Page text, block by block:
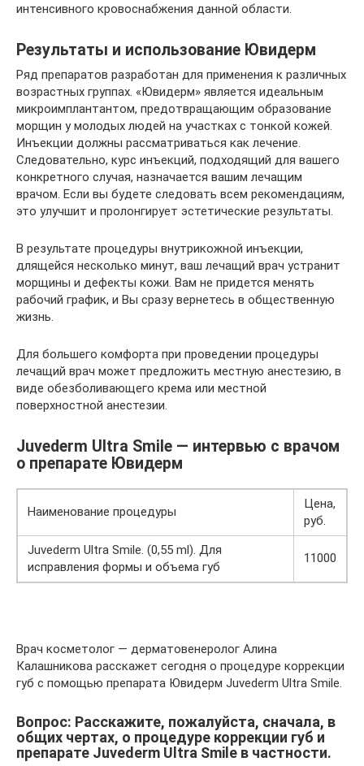
интенсивного кровоснабжения данной области.
Результаты и использование Ювидерм
Ряд препаратов разработан для применения к различных
возрастных группах. «Ювидерм» является идеальным
микроимплантантом, предотвращающим образование
морщин у молодых людей на участках с тонкой кожей.
Инъекции должны рассматриваться как лечение.
Следовательно, курс инъекций, подходящий для вашего
конкретного случая, назначается вашим лечащим
врачом. Если вы будете следовать всем рекомендациям,
это улучшит и пролонгирует эстетические результаты.
В результате процедуры внутрикожной инъекции,
длящейся несколько минут, ваш лечащий врач устранит
морщины и дефекты кожи. Вам не придется менять
рабочий график, и Вы сразу вернетесь в общественную
жизнь.
Для большего комфорта при проведении процедуры
лечащий врач может предложить местную анестезию, в
виде обезболивающего крема или местной
поверхностной анестезии.
Juvederm Ultra Smile — интервью с врачом
о препарате Ювидерм
Наименование процедуры
Цена,
руб.
Juvederm Ultra Smile. (0,55 ml). Для
исправления формы и объема губ
11000
Врач косметолог — дерматовенеролог Алина
Калашникова расскажет сегодня о процедуре коррекции
губ с помощью препарата Ювидерм Juvederm Ultra Smile.
Вопрос: Расскажите, пожалуйста, сначала, в
общих чертах, о процедуре коррекции губ и
препарате Juvederm Ultra Smile в частности.